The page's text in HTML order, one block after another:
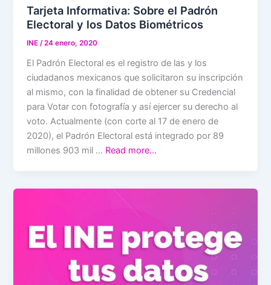
Tarjeta Informativa: Sobre el Padrón
Electoral y los Datos Biométricos
INE/24 enero, 2020
El Padrón Electoral es el registro de las y los
ciudadanos mexicanos que solicitaron su inscripción
al mismo, con la finalidad de obtener su Credencial
para Votar con fotografía y así ejercer su derecho al
voto. Actualmente (con corte al 17 de enero de
2020), el Padrón Electoral está integrado por 89
millones 903 mil … Read more…